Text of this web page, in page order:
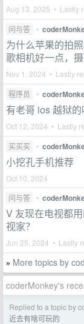
Aug 13, 2025 • Lastly
问与答 •
为什么苹果的拍
歌相机好一点，
Nov 1, 2024 • Lastly
程序员 •
有老哥 ios 越狱
Oct 12, 2024 • Lastly
买买买 •
小挖孔手机推荐
Oct 10, 2024
问与答
•
V 友现在电视都
视家？
Jun 25, 2024 • Lastly
» More topics by
coderMonkey's
Replied to a topic by
近去有啥可玩的